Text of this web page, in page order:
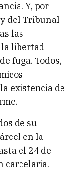
Y, por
del Tribunal
las
la libertad
fuga. Todos,
existencia de
de su
en la
el 24 de
carcelaria.